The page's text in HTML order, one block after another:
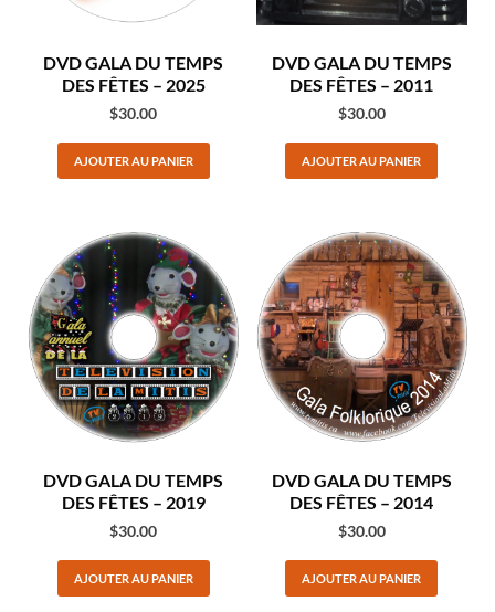
DVD GALA DU TEMPS
DES FÊTES – 2025
$30.00
AJOUTER AU PANIER
DVD GALA DU TEMPS
DES FÊTES – 2011
$30.00
AJOUTER AU PANIER
DVD GALA DU TEMPS
DES FÊTES – 2019
$30.00
AJOUTER AU PANIER
DVD GALA DU TEMPS
DES FÊTES – 2014
$30.00
AJOUTER AU PANIER